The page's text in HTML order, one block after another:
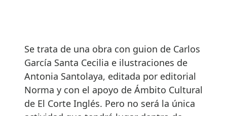
Se trata de una obra con guion de Carlos
García Santa Cecilia e ilustraciones de
Antonia Santolaya, editada por editorial
Norma y con el apoyo de Ámbito Cultural
de El Corte Inglés. Pero no será la única